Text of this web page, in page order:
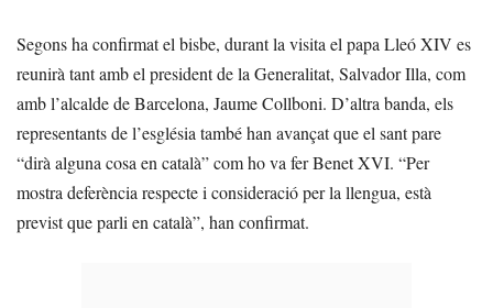
Segons ha confirmat el bisbe, durant la visita el papa Lleó XIV es
reunirà tant amb el president de la Generalitat, Salvador Illa, com
amb l’alcalde de Barcelona, Jaume Collboni. D’altra banda, els
representants de l’església també han avançat que el sant pare
“dirà alguna cosa en català” com ho va fer Benet XVI. “Per
mostra deferència respecte i consideració per la llengua, està
previst que parli en català”, han confirmat.